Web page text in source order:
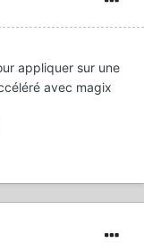
appliquer sur une
avec magix